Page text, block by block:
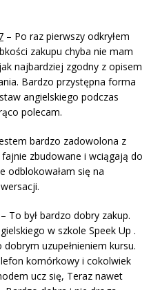
– Po raz pierwszy odkryłem
zakupu chyba nie mam
najbardziej zgodny z opisem
Bardzo przystępna forma
angielskiego podczas
polecam.
bardzo zadowolona z
zbudowane i wciągają do
odblokowałam się na
– To był bardzo dobry zakup.
w szkole Speek Up .
uzupełnieniem kursu.
komórkowy i cokolwiek
ucz się, Teraz nawet